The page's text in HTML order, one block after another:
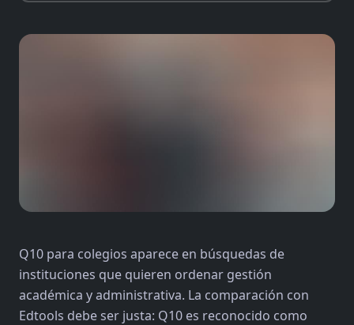
Q10 para colegios aparece en búsquedas de
instituciones que quieren ordenar gestión
académica y administrativa. La comparación con
Edtools debe ser justa: Q10 es reconocido como